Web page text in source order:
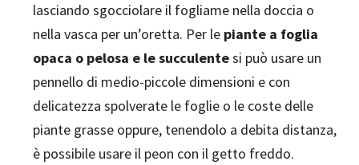
lasciando sgocciolare il fogliame nella doccia o
nella vasca per un’oretta. Per le piante a foglia
opaca o pelosa e le succulentesi può usare un
pennello di medio-piccole dimensioni e con
delicatezza spolverate le foglie o le coste delle
piante grasse oppure, tenendolo a debita distanza,
è possibile usare il peon con il getto freddo.